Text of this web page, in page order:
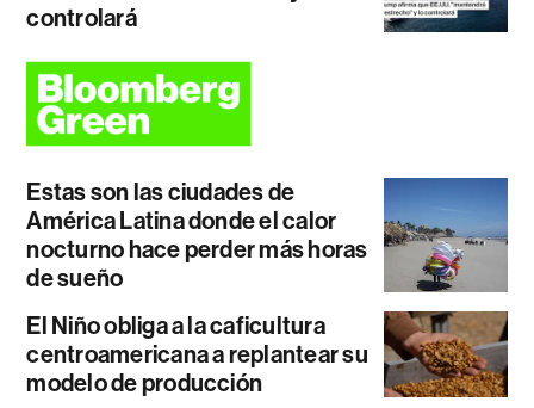
controlará
Estas son las ciudades de
América Latina donde el calor
nocturno hace perder más horas
de sueño
El Niño obliga a la caficultura
centroamericana a replantear su
modelo de producción